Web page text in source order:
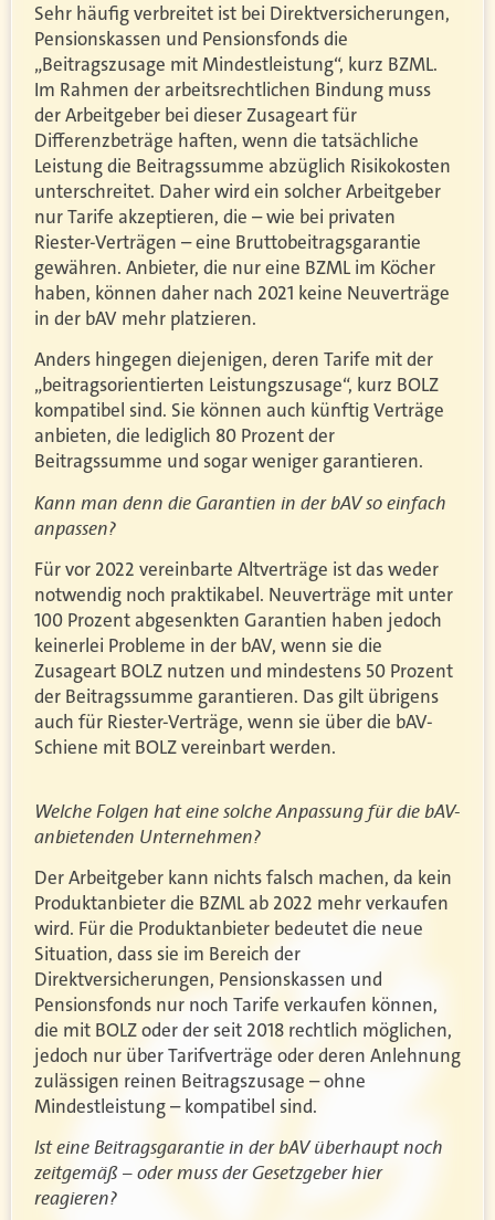
Sehr häufig verbreitet ist bei Direktversicherungen,
Pensionskassen und Pensionsfonds die
„Beitragszusage mit Mindestleistung“, kurz BZML.
Im Rahmen der arbeitsrechtlichen Bindung muss
der Arbeitgeber bei dieser Zusageart für
Differenzbeträge haften, wenn die tatsächliche
Leistung die Beitragssumme abzüglich Risikokosten
unterschreitet. Daher wird ein solcher Arbeitgeber
nur Tarife akzeptieren, die – wie bei privaten
Riester-Verträgen – eine Bruttobeitragsgarantie
gewähren. Anbieter, die nur eine BZML im Köcher
haben, können daher nach 2021 keine Neuverträge
in der bAV mehr platzieren.
Anders hingegen diejenigen, deren Tarife mit der
„beitragsorientierten Leistungszusage“, kurz BOLZ
kompatibel sind. Sie können auch künftig Verträge
anbieten, die lediglich 80 Prozent der
Beitragssumme und sogar weniger garantieren.
Kann man denn die Garantien in der bAV so einfach
anpassen?
Für vor 2022 vereinbarte Altverträge ist das weder
notwendig noch praktikabel. Neuverträge mit unter
100 Prozent abgesenkten Garantien haben jedoch
keinerlei Probleme in der bAV, wenn sie die
Zusageart BOLZ nutzen und mindestens 50 Prozent
der Beitragssumme garantieren. Das gilt übrigens
auch für Riester-Verträge, wenn sie über die bAV-
Schiene mit BOLZ vereinbart werden.
Welche Folgen hat eine solche Anpassung für die bAV-
anbietenden Unternehmen?
Der Arbeitgeber kann nichts falsch machen, da kein
Produktanbieter die BZML ab 2022 mehr verkaufen
wird. Für die Produktanbieter bedeutet die neue
Situation, dass sie im Bereich der
Direktversicherungen, Pensionskassen und
Pensionsfonds nur noch Tarife verkaufen können,
die mit BOLZ oder der seit 2018 rechtlich möglichen,
jedoch nur über Tarifverträge oder deren Anlehnung
zulässigen reinen Beitragszusage – ohne
Mindestleistung – kompatibel sind.
Ist eine Beitragsgarantie in der bAV überhaupt noch
zeitgemäß – oder muss der Gesetzgeber hier
reagieren?